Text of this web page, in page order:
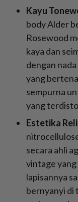
Kayu
body Alder
Rosewood
kaya dan
dengan
yang
sempurna
yang
Estetika
secara ahli
vintage yang
lapisannya
bernyanyi di